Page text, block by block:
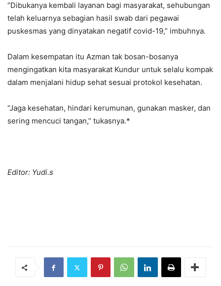
“Dibukanya kembali layanan bagi masyarakat, sehubungan
telah keluarnya sebagian hasil swab dari pegawai
puskesmas yang dinyatakan negatif covid-19,” imbuhnya.
Dalam kesempatan itu Azman tak bosan-bosanya
mengingatkan kita masyarakat Kundur untuk selalu kompak
dalam menjalani hidup sehat sesuai protokol kesehatan.
“Jaga kesehatan, hindari kerumunan, gunakan masker, dan
sering mencuci tangan,” tukasnya.*
Editor: Yudi.s